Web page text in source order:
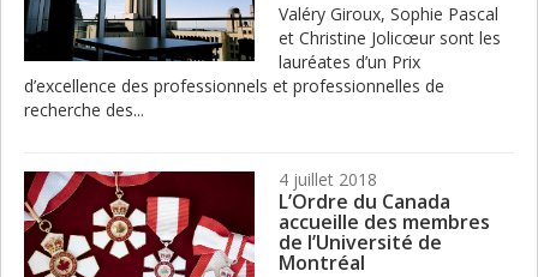
Valéry Giroux, Sophie Pascal
et Christine Jolicœur sont les
lauréates d’un Prix
d’excellence des professionnels et professionnelles de
recherche des...
4 juillet 2018
L’Ordre du Canada
accueille des membres
de l’Université de
Montréal